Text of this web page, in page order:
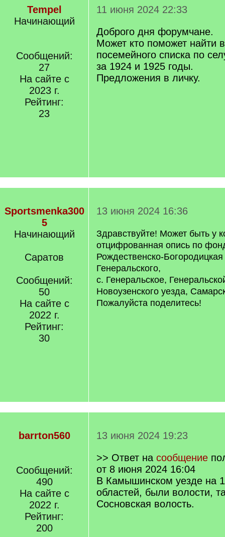
Tempel
Начинающий
Сообщений:
27
На сайте с
2023 г.
Рейтинг:
23
11 июня 2024 22:33
Доброго дня форумчане.
Может кто поможет найти
посемейного списка по
за 1924 и 1925 годы.
Предложения в личку.
Sportsmenka300
5
Начинающий
Саратов
Сообщений:
50
На сайте с
2022 г.
Рейтинг:
30
13 июня 2024 16:36
Здравствуйте! Может быть у
отцифрованная опись по
Рождественско-
Генеральского,
с. Генеральское,
Новоузенского уезда,
Пожалуйста поделитесь!
barrton560
Сообщений:
490
На сайте с
2022 г.
Рейтинг:
200
13 июня 2024 19:23
>> Ответ на сообщение
от 8 июня 2024 16:04
В Камышинском уезде на
областей, были волости,
Сосновская волость.